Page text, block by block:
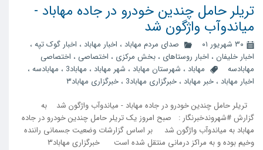
تریلر حامل چندین خودرو در جاده مهاباد -
میاندوآب واژگون شد
۳۰ شهریور ۰۱ صدای مردم مهاباد ، اخبار مهاباد ، اخبار گوک تپه ،
اخبار خلیفان ، اخبار روستاهای ، بخش مرکزی ، اختصاصی ، اختصاصی
مهابادسه
مهاباد ، شهرستان مهاباد ، شهر مهاباد ، مهاباد3 ، مهابادسه ،
اخبار مهاباد ، خبر مهاباد ، خبرگزاری مهاباد3 ، خبرگزاری مهاباد۳
تریلر حامل چندین خودرو در جاده مهاباد - میاندوآب واژگون شد به
گزارش #شهروندخبرنگار : صبح امروز یک تریلر حامل چندین خودرو در جاده
مهاباد به میاندوآب واژگون شد بر اساس گزارشات وضعیت جسمانی راننده
وخیم بوده و به مراکز درمانی منتقل شده است خبرگزاری مهاباد۳